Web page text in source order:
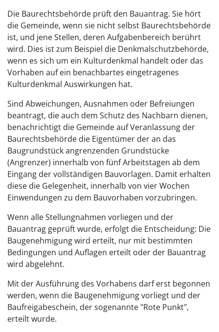
Die Baurechtsbehörde prüft den Bauantrag. Sie hört
die Gemeinde, wenn sie nicht selbst Baurechtsbehörde
ist, und jene Stellen, deren Aufgabenbereich berührt
wird. Dies ist zum Beispiel die Denkmalschutzbehörde,
wenn es sich um ein Kulturdenkmal handelt oder das
Vorhaben auf ein benachbartes eingetragenes
Kulturdenkmal Auswirkungen hat.
Sind Abweichungen, Ausnahmen oder Befreiungen
beantragt, die auch dem Schutz des Nachbarn dienen,
benachrichtigt die Gemeinde auf Veranlassung der
Baurechtsbehörde die Eigentümer der an das
Baugrundstück angrenzenden Grundstücke
(Angrenzer) innerhalb von fünf Arbeitstagen ab dem
Eingang der vollständigen Bauvorlagen. Damit erhalten
diese die Gelegenheit, innerhalb von vier Wochen
Einwendungen zu dem Bauvorhaben vorzubringen.
Wenn alle Stellungnahmen vorliegen und der
Bauantrag geprüft wurde, erfolgt die Entscheidung: Die
Baugenehmigung wird erteilt, nur mit bestimmten
Bedingungen und Auflagen erteilt oder der Bauantrag
wird abgelehnt.
Mit der Ausführung des Vorhabens darf erst begonnen
werden, wenn die Baugenehmigung vorliegt und der
Baufreigabeschein, der sogenannte "Rote Punkt",
erteilt wurde.